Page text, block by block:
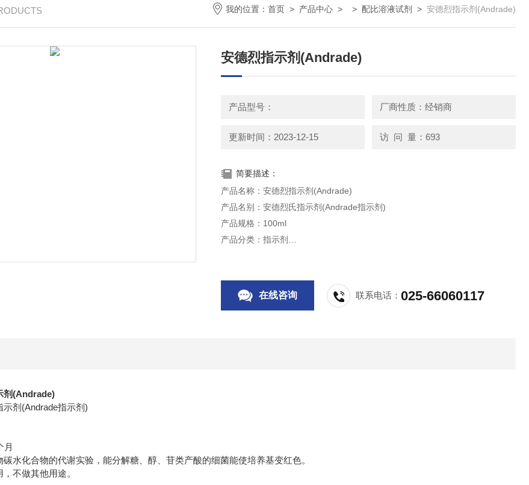
我的位置： 首页 > 产品中心 > > 配比溶液试剂 > 安德烈指示剂(Andrade)
安德烈指示剂(Andrade)
产品型号： 厂商性质：经销商
更新时间：2023-12-15 访 问 量：693
简要描述：
产品名称：安德烈指示剂(Andrade)
产品名别：安德烈氏指示剂(Andrade指示剂)
产品规格：100ml
产品分类：指示剂
能使培养基变红色。
本产品仅供科研实验用，不做其他用途。
在线咨询 联系电话：025-66060117
剂(Andrade)
剂(Andrade指示剂)
月
水化合物的代谢实验，能分解糖、醇、苷类产酸的细菌能使培养基变红色。
不做其他用途。